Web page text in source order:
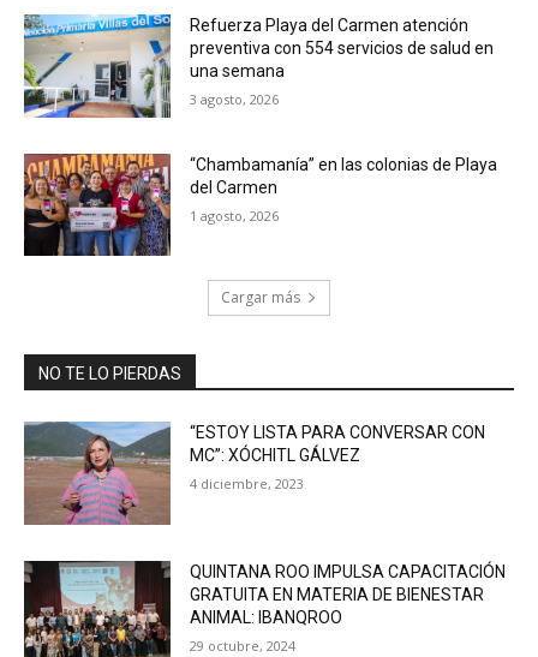
Refuerza Playa del Carmen atención
preventiva con 554 servicios de salud en
una semana
3 agosto, 2026
“Chambamanía” en las colonias de Playa
del Carmen
1 agosto, 2026
Cargar más
NO TE LO PIERDAS
“ESTOY LISTA PARA CONVERSAR CON
MC”: XÓCHITL GÁLVEZ
4 diciembre, 2023
QUINTANA ROO IMPULSA CAPACITACIÓN
GRATUITA EN MATERIA DE BIENESTAR
ANIMAL: IBANQROO
29 octubre, 2024